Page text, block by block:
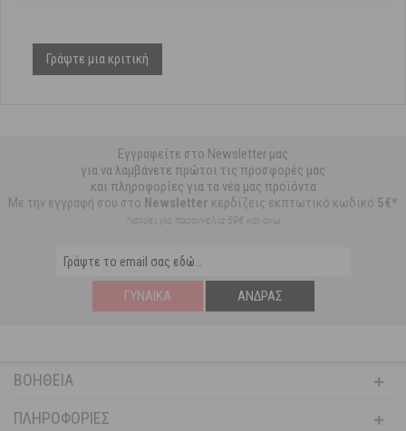
Γράψτε μια κριτική
Εγγραφείτε στο Newsletter μας
για να λαμβάνετε πρώτοι τις προσφορές μας
και πληροφορίες για τα νέα μας προϊόντα
Με την εγγραφή σου στο Newsletter κερδίζεις εκπτωτικό κωδικό 5€*
*ισχύει για παραγγελία 59€ και άνω
ΓΥΝΑΊΚΑ ΆΝΔΡΑΣ
ΒΟΉΘΕΙΑ
ΠΛΗΡΟΦΟΡΊΕΣ